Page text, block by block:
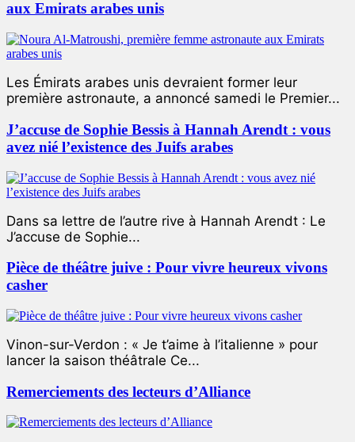
aux Emirats arabes unis
Les Émirats arabes unis devraient former leur
première astronaute, a annoncé samedi le Premier...
J’accuse de Sophie Bessis à Hannah Arendt : vous
avez nié l’existence des Juifs arabes
Dans sa lettre de l’autre rive à Hannah Arendt : Le
J’accuse de Sophie...
Pièce de théâtre juive : Pour vivre heureux vivons
casher
Vinon-sur-Verdon : « Je t’aime à l’italienne » pour
lancer la saison théâtrale Ce...
Remerciements des lecteurs d’Alliance